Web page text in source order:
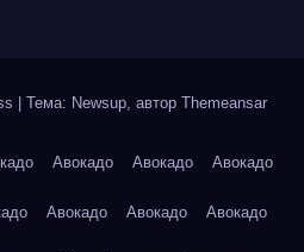
Тема: Newsup, автор Themeansar
Авокадо Авокадо Авокадо
Авокадо Авокадо Авокадо